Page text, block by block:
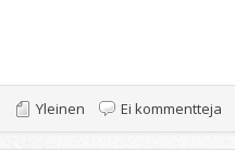
Yleinen Ei kommentteja